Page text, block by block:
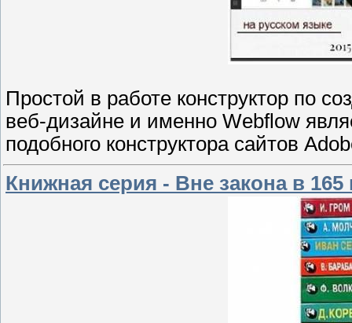
Простой в работе конструктор по
веб-дизайне и именно Webflow
подобного конструктора сайтов
Книжная серия - Вне закона в 165